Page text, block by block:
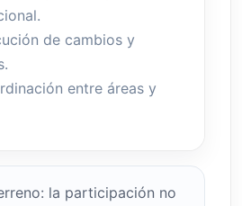
de cambios y
entre áreas y
la participación no